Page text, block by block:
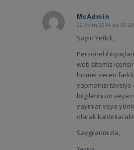
McAdmin
says:
22 Ekim 2014 de 09:20
Sayın Yetkili,
Personel
web sitemiz
hizmet veren
yapmanızı
bilgilerinizin veya
yayınlar veya
olarak
Saygılarımızla,